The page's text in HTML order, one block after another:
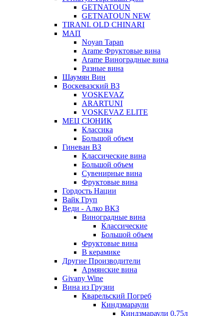
GETNATOUN
GETNATOUN NEW
TIRANI. OLD CHINARI
МАП
Noyan Tapan
Arame Фруктовые вина
Arame Виноградные вина
Разные вина
Шаумян Вин
Воскевазский ВЗ
VOSKEVAZ
ARARTUNI
VOSKEVAZ ELITE
МЕЦ СЮНИК
Классика
Большой объем
Гиневан ВЗ
Классические вина
Большой объем
Сувенирные вина
Фруктовые вина
Гордость Нации
Вайк Груп
Веди - Алко ВКЗ
Виноградные вина
Классические
Большой объем
Фруктовые вина
В керамике
Другие Производители
Армянские вина
Givany Wine
Вина из Грузии
Кварельский Погреб
Киндзмараули
Киндзмараули 0,75л